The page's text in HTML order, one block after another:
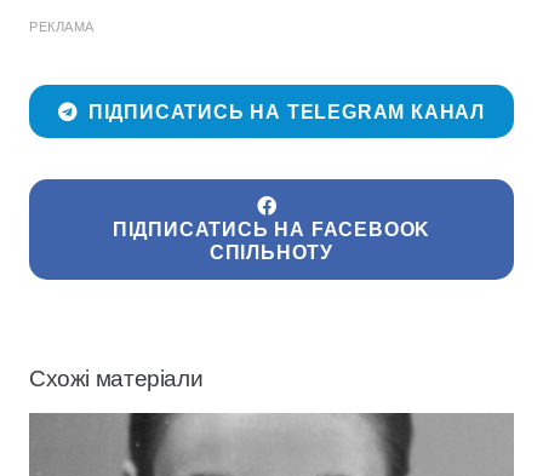
РЕКЛАМА
ПІДПИСАТИСЬ НА TELEGRAM КАНАЛ
ПІДПИСАТИСЬ НА FACEBOOK
СПІЛЬНОТУ
Схожі матеріали